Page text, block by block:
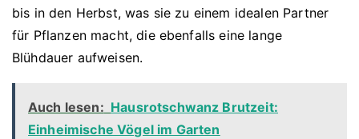
bis in den Herbst, was sie zu einem idealen Partner
für Pflanzen macht, die ebenfalls eine lange
Blühdauer aufweisen.
Auch lesen: Hausrotschwanz Brutzeit:
Einheimische Vögel im Garten